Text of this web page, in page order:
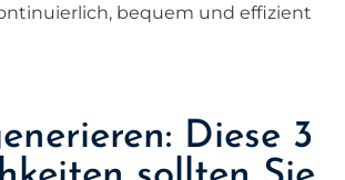
bequem und effizient
Diese 3